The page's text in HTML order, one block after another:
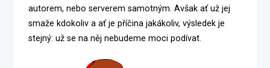
autorem, nebo serverem samotným. Avšak ať už jej
smaže kdokoliv a ať je příčina jakákoliv, výsledek je
stejný: už se na něj nebudeme moci podívat.